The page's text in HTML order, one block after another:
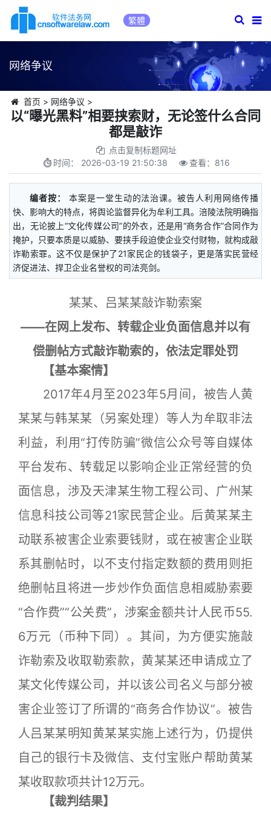
繁體
网络争议
首页 > 网络争议 >
以“曝光黑料”相要挟索财，无论签什么合同
都是敲诈
点击复制标题网址
时间： 2026-03-19 21:50:38 查看： 816
编者按：
本案是一堂生动的法治课。被告人利用网络传播
快、影响大的特点，将舆论监督异化为牟利工具。涪陵法院明确指
出，无论披上“文化传媒公司”的外衣，还是用“商务合作”合同作为
掩护，只要本质是以威胁、要挟手段迫使企业交付财物，就构成敲
诈勒索罪。这不仅是保护了21家民企的钱袋子，更是落实民营经
济促进法、捍卫企业名誉权的司法亮剑。
某某、吕某某敲诈勒索案
——在网上发布、转载企业负面信息并以有
偿删帖方式敲诈勒索的，依法定罪处罚
【基本案情】
2017年4月至2023年5月间，被告人黄
某某与韩某某（另案处理）等人为牟取非法
利益，利用“打传防骗”微信公众号等自媒体
平台发布、转载足以影响企业正常经营的负
面信息，涉及天津某生物工程公司、广州某
信息科技公司等21家民营企业。后黄某某主
动联系被害企业索要钱财，或在被害企业联
系其删帖时，以不支付指定数额的费用则拒
绝删帖且将进一步炒作负面信息相威胁索要
“合作费”“公关费”，涉案金额共计人民币55.
6万元（币种下同）。其间，为方便实施敲
诈勒索及收取勒索款，黄某某还申请成立了
某文化传媒公司，并以该公司名义与部分被
害企业签订了所谓的“商务合作协议”。被告
人吕某某明知黄某某实施上述行为，仍提供
自己的银行卡及微信、支付宝账户帮助黄某
某收取款项共计12万元。
【裁判结果】